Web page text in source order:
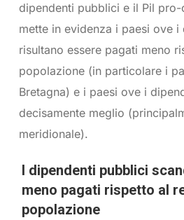
dipendenti pubblici e il Pil
mette in evidenza i paesi ove
risultano essere pagati meno
popolazione (in particolare i
Bretagna) e i paesi ove i
decisamente meglio
meridionale).